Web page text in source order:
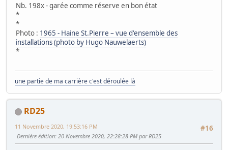
Nb. 198x - garée comme réserve en bon état
*
*
Photo : 1965 - Haine St.Pierre – vue d'ensemble des
installations (photo by Hugo Nauwelaerts)
*
une partie de ma carrière c'est déroulée là
RD25
#16
11 Novembre 2020, 19:53:16 PM
Dernière édition: 20 Novembre 2020, 22:28:28 PM par RD25